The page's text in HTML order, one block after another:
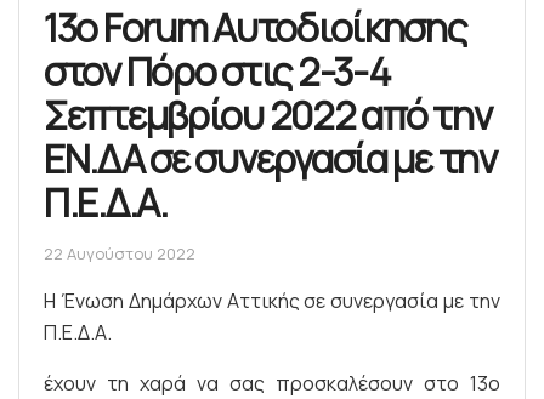
13ο Forum Αυτοδιοίκησης
στον Πόρο στις 2-3-4
Σεπτεμβρίου 2022 από την
ΕΝ.ΔΑ σε συνεργασία με την
Π.Ε.Δ.Α.
22 Αυγούστου 2022
Η Ένωση Δημάρχων Αττικής σε συνεργασία με την
Π.Ε.Δ.Α.
έχουν τη χαρά να σας προσκαλέσουν στο 13ο